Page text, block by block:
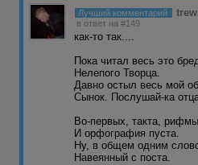
Лучший комментарий
в ответ на #149
как-то так....
Пока читал весь это
Нелепого Творца.
Давно остыл весь мой
Сынок. Послушай-ка
Во-первых, такта,
И орфография пуста.
Ну, в общем одним
Навеянный с поста.